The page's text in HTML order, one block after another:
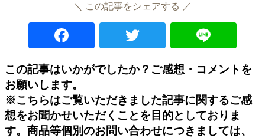
＼ この記事をシェアする ／
Facebook Twitter
この記事はいかがでしたか？ご感想・コメントを
お願いします。
※こちらはご覧いただきました記事に関するご感
想をお聞かせいただくことを目的としておりま
す。商品等個別のお問い合わせにつきましては、